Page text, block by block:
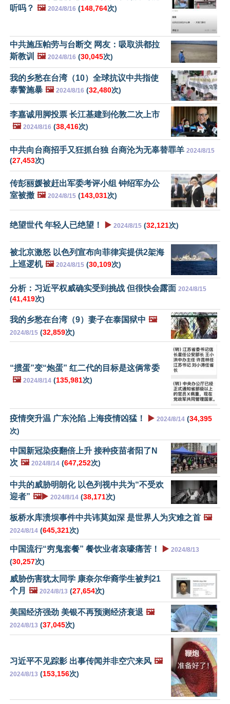
听吗？ 🖼️ 2024/8/16 (148,764次)
中共施压帕劳与台断交 网友：吸取洪都拉
斯教训
🖼️ 2024/8/16 (30,045次)
我的乡愁在台湾（10）全球抗议中共指使
泰警施暴 🖼️ 2024/8/16 (32,480次)
李嘉诚用脚投票 长江基建到伦敦二次上市
🖼️ 2024/8/16 (38,416次)
中共向台商招手又狂抓台独 台商沦为无辜替罪羊 2024/8/15
(27,453次)
传彭丽媛被赶出军委考评小组 钟绍军办公
室被撤 🖼️ 2024/8/15 (143,031次)
绝望世代 年轻人已绝望！ ▶️ 2024/8/15 (32,121次)
被北京激怒 以色列宣布向菲律宾提供2架海
上巡逻机 🖼️ 2024/8/15 (30,109次)
分析：习近平权威确实受到挑战 但很快会露面 2024/8/15
(41,419次)
我的乡愁在台湾（9）妻子在泰国狱中 🖼️
2024/8/15 (32,859次)
“掼蛋”变“炮蛋” 红二代的目标是这俩常委
🖼️ 2024/8/14 (135,981次)
疫情突升温 广东沦陷 上海疫情凶猛！ ▶️ 2024/8/14 (34,395
次)
中国新冠染疫翻倍上升 接种疫苗者阳了N
次 🖼️ 2024/8/14 (647,252次)
中共的威胁明朗化 以色列视中共为“不受欢
迎者” 🖼️▶️ 2024/8/14 (38,171次)
板桥水库溃坝事件中共讳莫如深 是世界人为灾难之首 🖼️
2024/8/14 (645,321次)
中国流行“穷鬼套餐” 餐饮业者哀嚎痛苦！ ▶️ 2024/8/13
(30,257次)
威胁伤害犹太同学 康奈尔华裔学生被判21
个月 🖼️ 2024/8/13 (27,654次)
美国经济强劲 美银不再预测经济衰退 🖼️
2024/8/13 (37,045次)
习近平不见踪影 出事传闻并非空穴来风 🖼️
2024/8/13 (153,156次)